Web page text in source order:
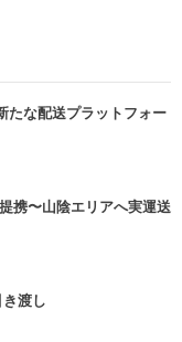
たな配送プラットフォー
携〜山陰エリアへ実運送
渡し